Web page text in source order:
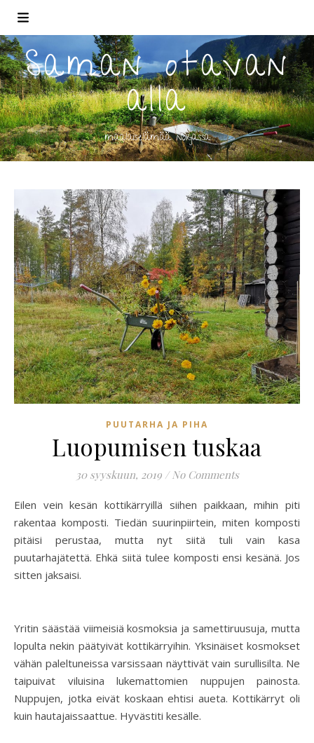
Saman otavan
alla
maalaiselämää norjassa
PUUTARHA JA PIHA
Luopumisen tuskaa
30 syyskuun, 2019 / No Comments
Eilen vein kesän kottikärryillä siihen paikkaan, mihin piti
rakentaa komposti. Tiedän suurinpiirtein, miten komposti
pitäisi perustaa, mutta nyt siitä tuli vain kasa
puutarhajätettä. Ehkä siitä tulee komposti ensi kesänä. Jos
sitten jaksaisi.
Yritin säästää viimeisiä kosmoksia ja samettiruusuja, mutta
lopulta nekin päätyivät kottikärryihin. Yksinäiset kosmokset
vähän paleltuneissa varsissaan näyttivät vain surullisilta. Ne
taipuivat viluisina lukemattomien nuppujen painosta.
Nuppujen, jotka eivät koskaan ehtisi aueta. Kottikärryt oli
kuin hautajaissaattue. Hyvästiti kesälle.